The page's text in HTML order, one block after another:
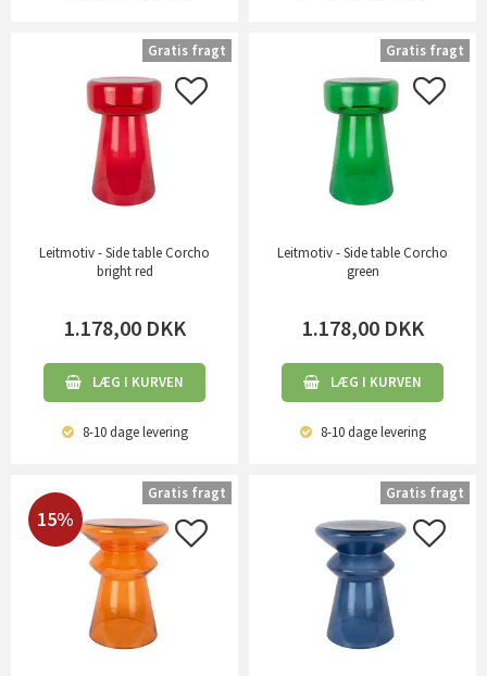
Leitmotiv - Side table Corcho
bright red
1.178,00 DKK
LÆG I KURVEN
8-10 dagelevering
Gratis fragt
Leitmotiv - Side table Corcho
green
1.178,00 DKK
LÆG I KURVEN
8-10 dagelevering
Gratis fragt
15%
Gratis fragt Gratis fragt